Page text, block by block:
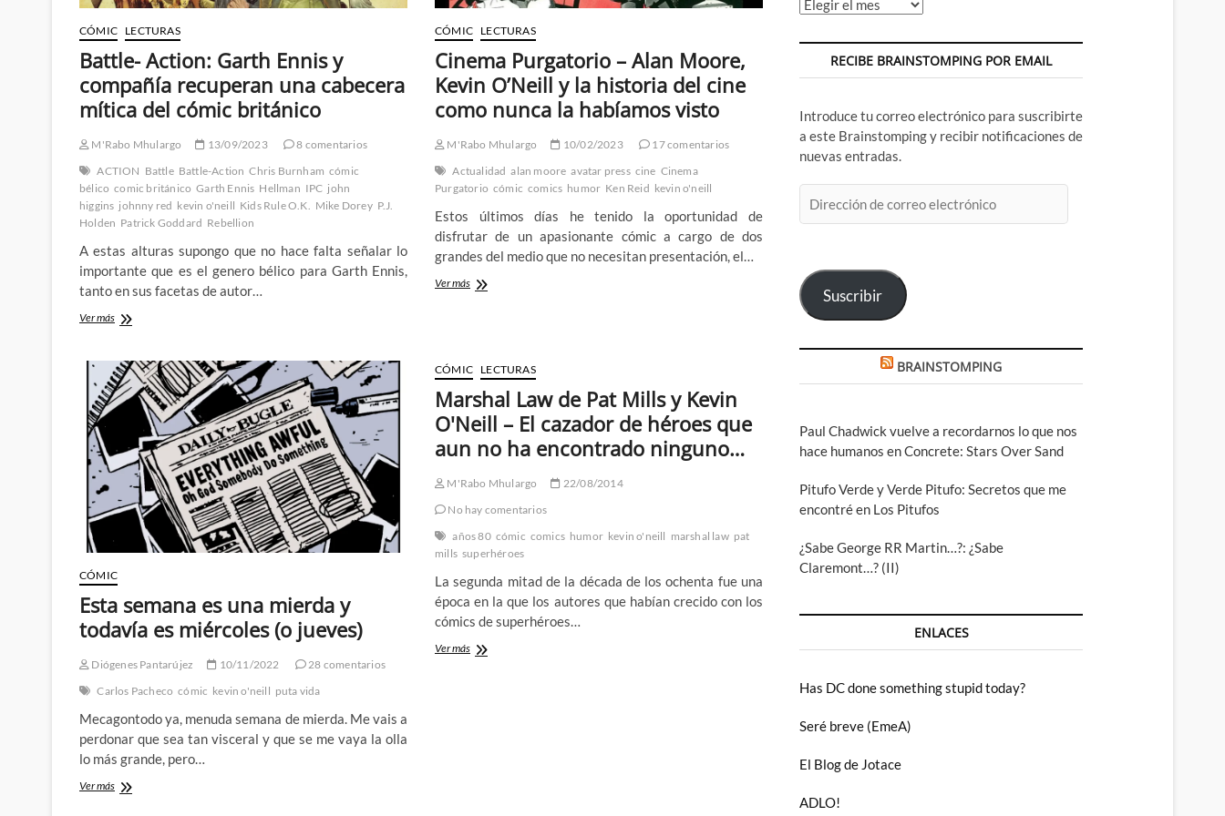
CÓMIC LECTURAS
Battle- Action: Garth Ennis y
compañía recuperan una cabecera
mítica del cómic británico
M'Rabo Mhulargo 13/09/2023
8 comentarios
ACTION Battle Battle-Action Chris Burnham cómic
bélico comic británico Garth Ennis Hellman IPC john
higgins johnny red kevin o'neill Kids Rule O.K. Mike Dorey P.J.
Holden Patrick Goddard Rebellion
A estas alturas supongo que no hace falta señalar lo
importante que es el genero bélico para Garth Ennis,
tanto en sus facetas de autor…
Ver másBattle-
Ennis
y
compañía
recuperan
cabecera
mítica
cómic
británico
CÓMIC LECTURAS
Cinema Purgatorio – Alan Moore,
Kevin O’Neill y la historia del cine
como nunca la habíamos visto
M'Rabo Mhulargo 10/02/2023
17 comentarios
Actualidad alan moore avatar press cine Cinema
Purgatorio cómic comics humor Ken Reid kevin o'neill
Estos últimos días he tenido la oportunidad de
disfrutar de un apasionante cómic a cargo de dos
grandes del medio que no necesitan presentación, el…
Ver másCinema
Kevin
O’Neill
y
historia
del
como
la
visto
CÓMIC
Esta semana es una mierda y
todavía es miércoles (o jueves)
Diógenes Pantarújez 10/11/2022
28 comentarios
Carlos Pacheco cómic kevin o'neill puta vida
Mecagontodo ya, menuda semana de mierda. Me vais a
perdonar que sea tan visceral y que se me vaya la olla
lo más grande, pero…
Ver másEsta
CÓMIC LECTURAS
Marshal Law de Pat Mills y Kevin
O'Neill – El cazador de héroes que
aun no ha encontrado ninguno…
M'Rabo Mhulargo
22/08/2014
No hay comentarios
años 80 cómic comics humor kevin o'neill marshal law pat
mills superhéroes
La segunda mitad de la década de los ochenta fue una
época en la que los autores que habían crecido con los
cómics de superhéroes…
Ver másMarshal
Archivos
RECIBE BRAINSTOMPING POR EMAIL
Introduce tu correo electrónico para suscribirte
a este Brainstomping y recibir notificaciones de
nuevas entradas.
de
Suscribir
BRAINSTOMPING
Paul Chadwick vuelve a recordarnos lo que nos
hace humanos en Concrete: Stars Over Sand
Pitufo Verde y Verde Pitufo: Secretos que me
encontré en Los Pitufos
¿Sabe George RR Martin…?: ¿Sabe
Claremont…? (II)
ENLACES
Has DC done something stupid today?
Seré breve (EmeA)
El Blog de Jotace
ADLO!